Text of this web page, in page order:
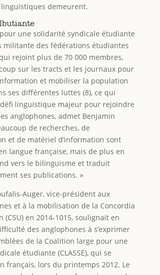
demeurent.
pour une solidarité syndicale étudiante
militante des fédérations étudiantes
rejoint plus de 70 000 membres,
sur les tracts et les journaux pour
et mobiliser la population
ses différentes luttes (8), ce qui
linguistique majeur pour rejoindre
anglophones, admet Benjamin
de recherches, de
et de matériel d’information sont
langue française, mais de plus en
vers le bilinguisme et traduit
ses publications. »
Auger, vice-président aux
et à la mobilisation de la Concordia
(CSU) en 2014-1015, soulignait en
des anglophones à s’exprimer
de la Coalition large pour une
étudiante (CLASSE), qui se
français, lors du printemps 2012. Le